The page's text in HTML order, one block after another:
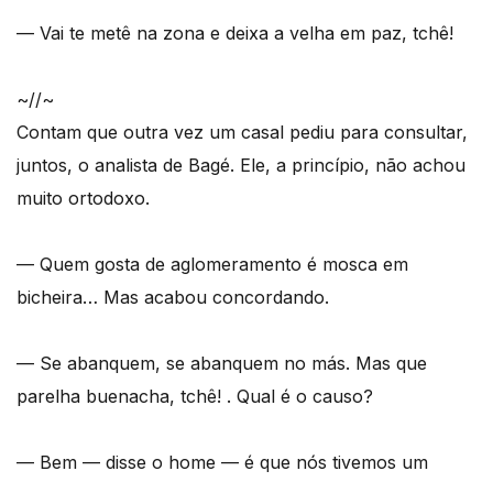
— Vai te metê na zona e deixa a velha em paz, tchê!
~//~
Contam que outra vez um casal pediu para consultar,
juntos, o analista de Bagé. Ele, a princípio, não achou
muito ortodoxo.
— Quem gosta de aglomeramento é mosca em
bicheira… Mas acabou concordando.
— Se abanquem, se abanquem no más. Mas que
parelha buenacha, tchê! . Qual é o causo?
— Bem — disse o home — é que nós tivemos um